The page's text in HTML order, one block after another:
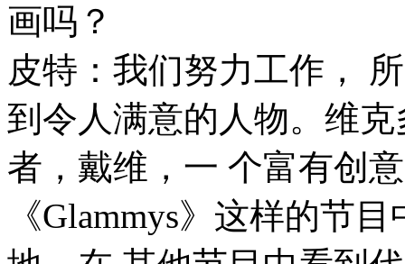
画吗？
皮特：我们努力工作，
到令人满意的人物。维
者，戴维，一 个富有创
《Glammys》这样的节